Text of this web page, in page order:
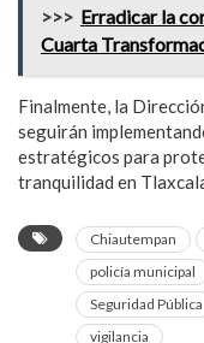
>>> Erradicar la
Cuarta
Finalmente, la
seguirán
estratégicos para
tranquilidad en
Chiautempan
policía municipal
Seguridad Pública
vigilancia